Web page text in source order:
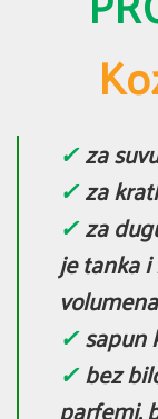
✓za
✓za
✓za
je tanka i
✓sapun
✓bez
parfemi,